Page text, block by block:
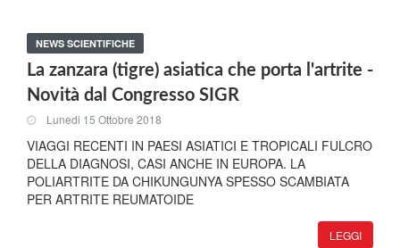
NEWS SCIENTIFICHE
La zanzara (tigre) asiatica che porta l'artrite -
Novità dal Congresso SIGR
Lunedi 15 Ottobre 2018
VIAGGI RECENTI IN PAESI ASIATICI E TROPICALI FULCRO
DELLA DIAGNOSI, CASI ANCHE IN EUROPA. LA
POLIARTRITE DA CHIKUNGUNYA SPESSO SCAMBIATA
PER ARTRITE REUMATOIDE
LEGGI